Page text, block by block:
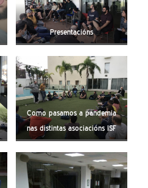
Presentacións
Como pasamos a pandemia
nas distintas asociacións ISF